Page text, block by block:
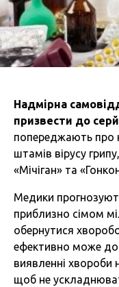
Надмірна
призвести до
попереджають про
штамів вірусу
«Мічіган» та
Медики
приблизно сімом
обернутися
ефективно може
виявленні хвороби
щоб не